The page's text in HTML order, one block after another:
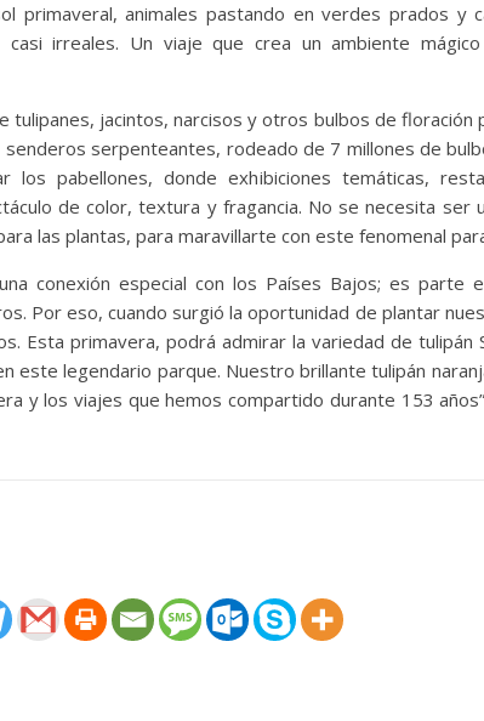
primaveral, animales pastando en verdes prados y
irreales. Un viaje que crea un ambiente
tulipanes, jacintos, narcisos y otros bulbos de floración
serpenteantes, rodeado de 7 millones de
los pabellones, donde exhibiciones temáticas,
de color, textura y fragancia. No se necesita ser
las plantas, para maravillarte con este fenomenal
conexión especial con los Países Bajos; es parte
Por eso, cuando surgió la oportunidad de plantar
Esta primavera, podrá admirar la variedad de tulipán
este legendario parque. Nuestro brillante tulipán
y los viajes que hemos compartido durante 153